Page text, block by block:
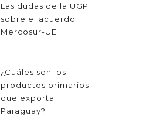
Las dudas de la UGP
sobre el acuerdo
Mercosur-UE
¿Cuáles son los
productos primarios
que exporta
Paraguay?